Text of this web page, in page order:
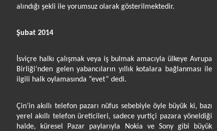
alındığı şekli ile yorumsuz olarak gösterilmektedir.
Şubat 2014
İsviçre halkı çalışmak veya iş bulmak amacıyla ülkeye Avrupa
Birliği’nden gelen yabancıların yıllık kotalara bağlanması ile
ilgili halk oylamasında “evet” dedi.
Çin’in akıllı telefon pazarı nüfus sebebiyle öyle büyük ki, bazı
yerel akıllı telefon üreticileri, sadece yurtiçi pazara yöneldiği
halde, küresel Pazar paylarıyla Nokia ve Sony gibi büyük